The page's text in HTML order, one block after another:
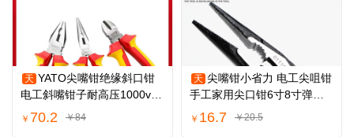
天 YATO尖嘴钳绝缘斜口钳
电工斜嘴钳子耐高压1000v钢
丝钳绝缘老虎钳
￥ 70.2 ￥84
天 尖嘴钳小省力 电工尖咀钳
手工家用尖口钳6寸8寸弹簧
斜口钳老虎钳
￥ 16.7 ￥20.5